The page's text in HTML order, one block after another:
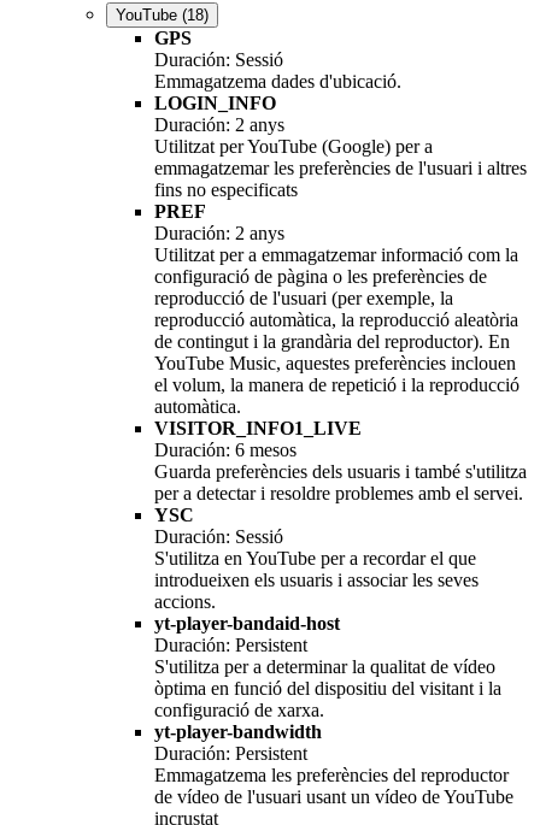
YouTube (18)
GPS
Duración: Sessió
Emmagatzema dades d'ubicació.
LOGIN_INFO
Duración: 2 anys
Utilitzat per YouTube (Google) per a
emmagatzemar les preferències de l'usuari i altres
fins no especificats
PREF
Duración: 2 anys
Utilitzat per a emmagatzemar informació com la
configuració de pàgina o les preferències de
reproducció de l'usuari (per exemple, la
reproducció automàtica, la reproducció aleatòria
de contingut i la grandària del reproductor). En
YouTube Music, aquestes preferències inclouen
el volum, la manera de repetició i la reproducció
automàtica.
VISITOR_INFO1_LIVE
Duración: 6 mesos
Guarda preferències dels usuaris i també s'utilitza
per a detectar i resoldre problemes amb el servei.
YSC
Duración: Sessió
S'utilitza en YouTube per a recordar el que
introdueixen els usuaris i associar les seves
accions.
yt-player-bandaid-host
Duración: Persistent
S'utilitza per a determinar la qualitat de vídeo
òptima en funció del dispositiu del visitant i la
configuració de xarxa.
yt-player-bandwidth
Duración: Persistent
Emmagatzema les preferències del reproductor
de vídeo de l'usuari usant un vídeo de YouTube
incrustat